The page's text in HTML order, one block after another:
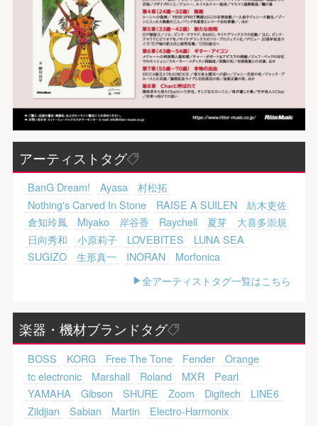
アーティストタグ
BanG Dream! Ayasa
村松拓
Nothing's Carved In Stone
RAISE A SUILEN
紡木吏佐
倉知玲鳳
Miyako 岸谷香 Raychell 夏芽
大喜多崇規
日向秀和
小原莉子 LOVEBITES
LUNA SEA
SUGIZO
生形真一 INORAN
Morfonica
全アーティストタグ一覧はこちら
楽器・機材ブランドタグ
BOSS KORG Free The Tone Fender
Orange
tc electronic
Marshall Roland MXR
Pearl
YAMAHA
Gibson SHURE Zoom Digitech
LINE6
Zildjian
Sabian Martin
Electro-Harmonix